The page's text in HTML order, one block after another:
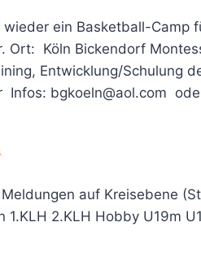
ein Basketball-
Ort: Köln Bickendorf
Entwicklung/Schulung
Infos: bgkoeln@aol.com
auf Kreisebene
2.KLH Hobby U19m